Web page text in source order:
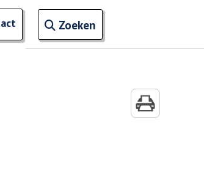
ZoekenOpen zoekveld
termen